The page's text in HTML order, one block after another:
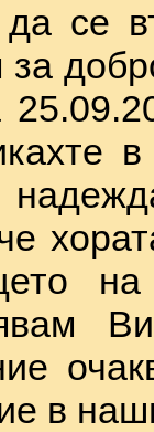
се
за
на
в